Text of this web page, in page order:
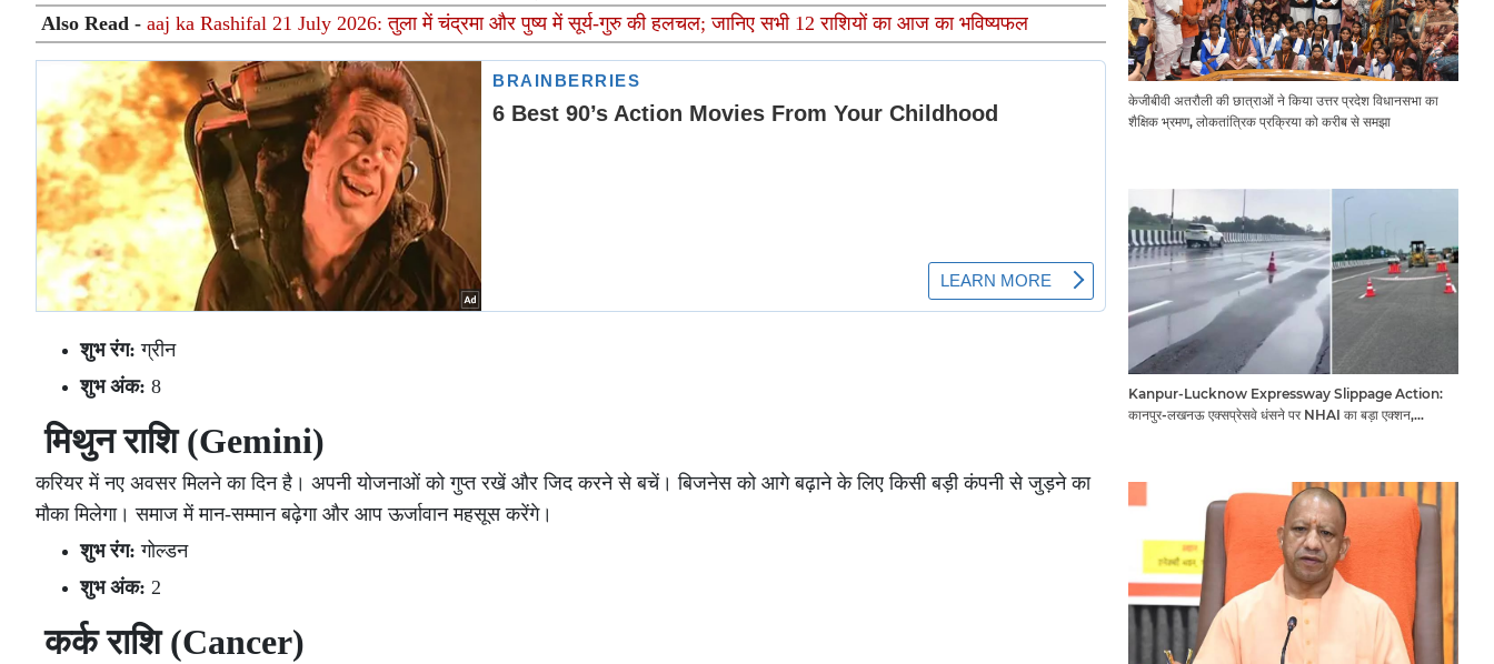
Also Read - aaj ka Rashifal 21 July 2026: तुला में चंद्रमा और पुष्य में सूर्य-गुरु की हलचल; जानिए सभी 12 राशियों का आज का भविष्यफल
शुभ रंग: ग्रीन
शुभ अंक: 8
मिथुन राशि (Gemini)
करियर में नए अवसर मिलने का दिन है। अपनी योजनाओं को गुप्त रखें और जिद करने से बचें। बिजनेस को आगे बढ़ाने के लिए किसी बड़ी कंपनी से जुड़ने का
मौका मिलेगा। समाज में मान-सम्मान बढ़ेगा और आप ऊर्जावान महसूस करेंगे।
शुभ रंग: गोल्डन
शुभ अंक: 2
कर्क राशि (Cancer)
केजीबीवी अतरौली की छात्राओं ने किया उत्तर प्रदेश विधानसभा का
शैक्षिक भ्रमण, लोकतांत्रिक प्रक्रिया को करीब से समझा
Kanpur-Lucknow Expressway Slippage Action:
कानपुर-लखनऊ एक्सप्रेसवे धंसने पर NHAI का बड़ा एक्शन,